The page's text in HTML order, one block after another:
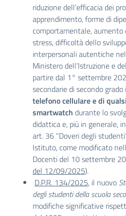
riduzione dell’efficacia dei
apprendimento, forme di
comportamentale, aumento
stress, difficoltà dello
interpersonali autentiche
Ministero dell’Istruzione e
partire dal 1° settembre
secondarie di secondo grado
telefono cellularee di
smartwatch durante lo
didattica e, più in generale,
art. 36 “Doveri degli
Istituto, come modificato
Docenti del 10 settembre
del 12/09/2025).
D.P.R. 134/2025, il nuovo
degli studenti della scuola
modifiche significative